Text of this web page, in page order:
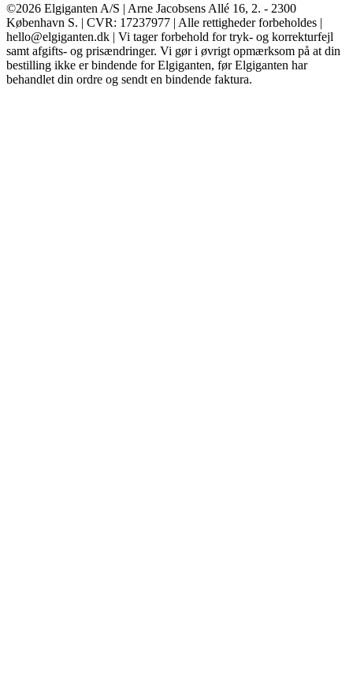
©2026 Elgiganten A/S | Arne Jacobsens Allé 16, 2. - 2300
København S. | CVR: 17237977 | Alle rettigheder forbeholdes |
hello@elgiganten.dk | Vi tager forbehold for tryk- og korrekturfejl
samt afgifts- og prisændringer. Vi gør i øvrigt opmærksom på at din
bestilling ikke er bindende for Elgiganten, før Elgiganten har
behandlet din ordre og sendt en bindende faktura.